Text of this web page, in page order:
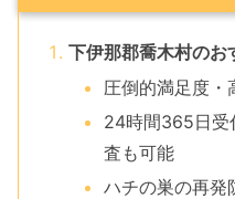
下伊那郡喬木村のお
圧倒的満足度・
24時間365日受
査も可能
ハチの巣の再発